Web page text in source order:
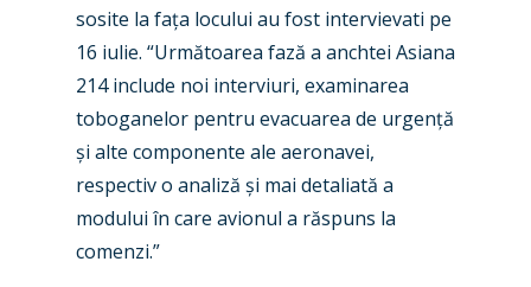
sosite la fața locului au fost intervievati pe
16 iulie. “Următoarea fază a anchtei Asiana
214 include noi interviuri, examinarea
toboganelor pentru evacuarea de urgență
și alte componente ale aeronavei,
respectiv o analiză și mai detaliată a
modului în care avionul a răspuns la
comenzi.”
Paris 2023
Farnborough 2022
Dubai 2019
Paris 2019
Marketplace
Jobs
Contact